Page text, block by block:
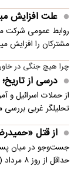
علت افزایش
روابط عمومی شرکت
مشترکان را افزایش
چرا هیچ جنگی در
درسی از
از حملات اسرائیل و
تحلیلگر غربی
از قتل
جست‌وجو در میان
حداقل از روز ۸ مرداد (۳۰ جولای) اکانت‌هایی مربوط به…